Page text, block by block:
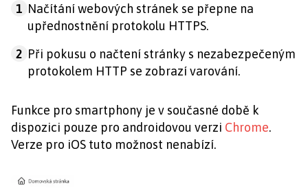
1 Načítání webových stránek se přepne na
upřednostnění protokolu HTTPS.
2 Při pokusu o načtení stránky s nezabezpečeným
protokolem HTTP se zobrazí varování.
Funkce pro smartphony je v současné době k
dispozici pouze pro androidovou verzi Chrome.
Verze pro iOS tuto možnost nenabízí.